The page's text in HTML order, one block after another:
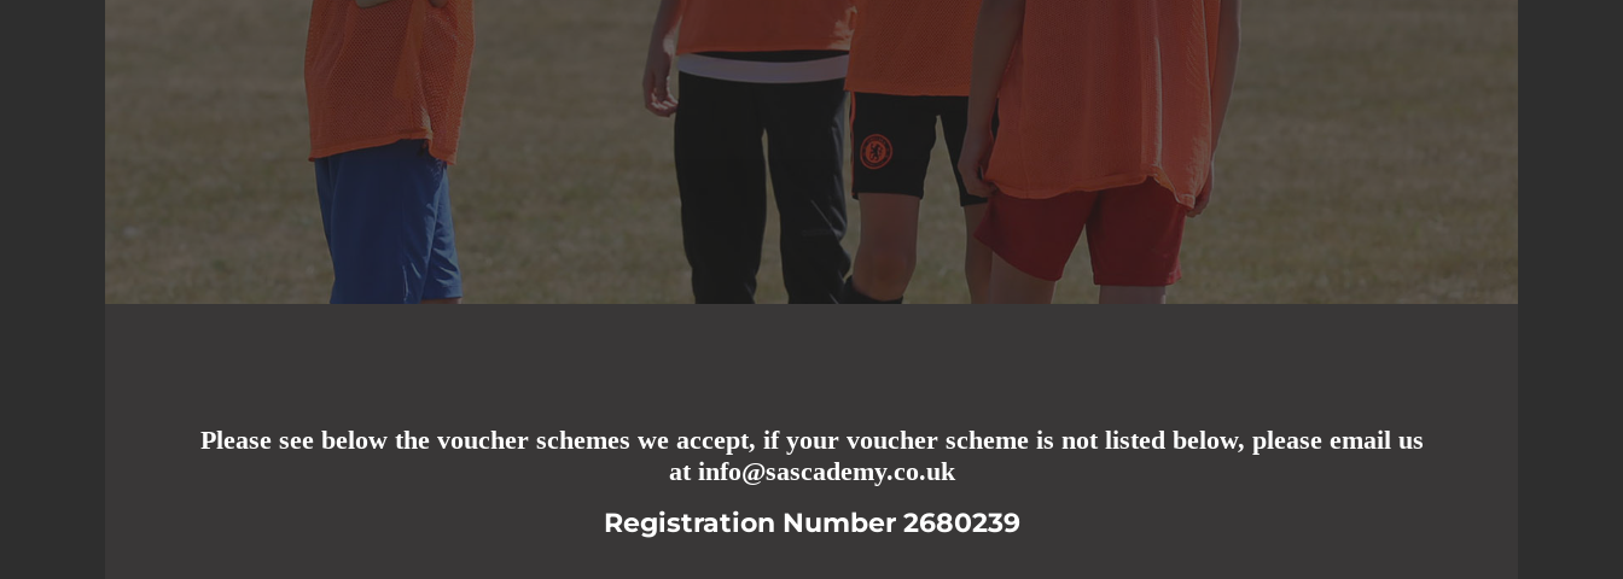
Please see below the voucher schemes we accept, if your voucher scheme is not listed below, please email us
at info@sascademy.co.uk
Registration Number 2680239